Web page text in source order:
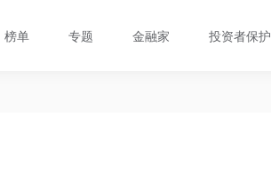
榜单 专题 金融家 投资者保护